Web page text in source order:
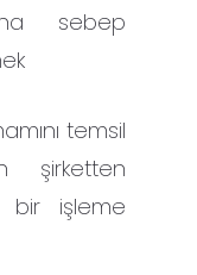
sebep
temsil
şirketten
bir işleme